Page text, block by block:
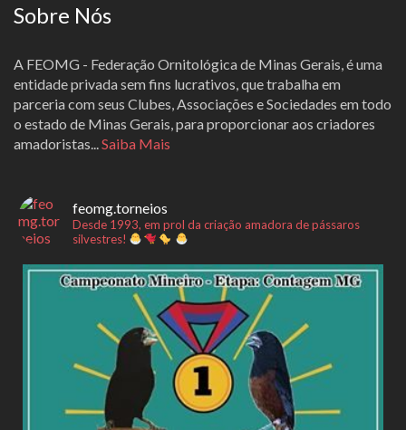
Sobre Nós
A FEOMG - Federação Ornitológica de Minas Gerais, é uma
entidade privada sem fins lucrativos, que trabalha em
parceria com seus Clubes, Associações e Sociedades em todo
o estado de Minas Gerais, para proporcionar aos criadores
amadoristas... Saiba Mais
feomg.torneios
Desde 1993, em prol da criação amadora de pássaros
silvestres!